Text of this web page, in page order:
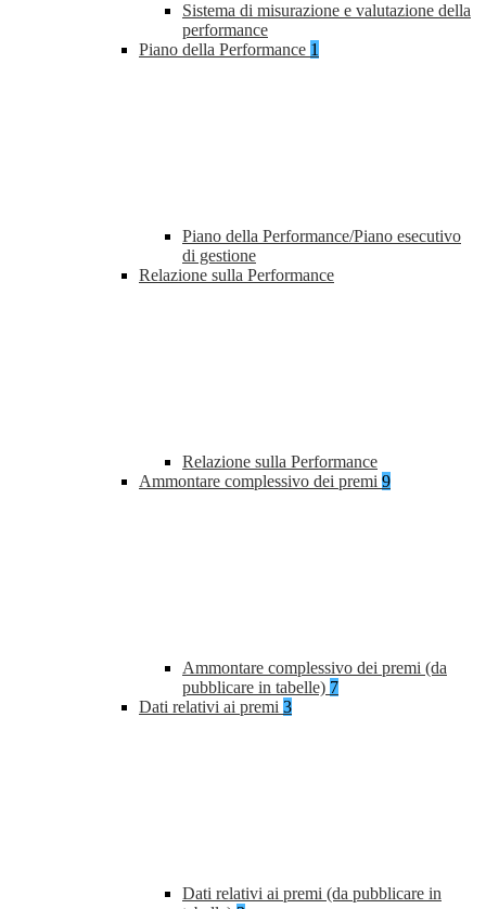
Sistema di misurazione e valutazione della
performance
Piano della Performance 1
Piano della Performance/Piano esecutivo
di gestione
Relazione sulla Performance
Relazione sulla Performance
Ammontare complessivo dei premi 9
Ammontare complessivo dei premi (da
pubblicare in tabelle) 7
Dati relativi ai premi 3
Dati relativi ai premi (da pubblicare in